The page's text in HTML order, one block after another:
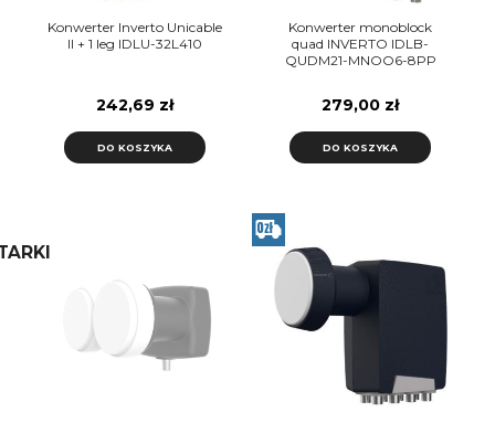
Konwerter Inverto Unicable
II + 1 leg IDLU-32L410
242,69 zł
DO KOSZYKA
Konwerter monoblock
quad INVERTO IDLB-
QUDM21-MNOO6-8PP
279,00 zł
DO KOSZYKA